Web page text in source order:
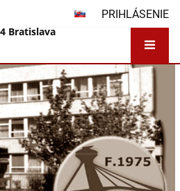
PRIHLÁSENIE
Bratislava